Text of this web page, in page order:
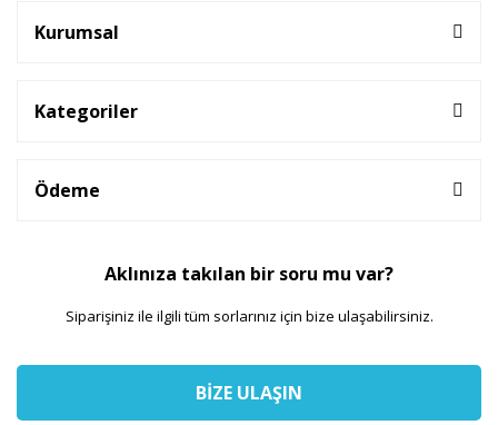
Kurumsal
Kategoriler
Ödeme
Aklınıza takılan bir soru mu var?
Siparişiniz ile ilgili tüm sorlarınız için bize ulaşabilirsiniz.
BİZE ULAŞIN